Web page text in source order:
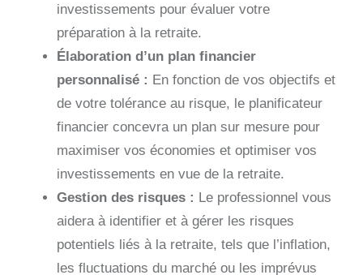
investissements pour évaluer votre
préparation à la retraite.
Élaboration d’un plan financier
personnalisé : En fonction de vos objectifs et
de votre tolérance au risque, le planificateur
financier concevra un plan sur mesure pour
maximiser vos économies et optimiser vos
investissements en vue de la retraite.
Gestion des risques : Le professionnel vous
aidera à identifier et à gérer les risques
potentiels liés à la retraite, tels que l’inflation,
les fluctuations du marché ou les imprévus